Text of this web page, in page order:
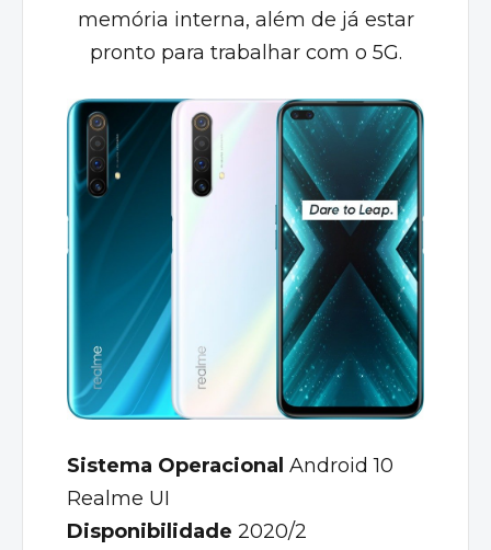
memória interna, além de já estar
pronto para trabalhar com o 5G.
Sistema Operacional Android 10
Realme UI
Disponibilidade 2020/2